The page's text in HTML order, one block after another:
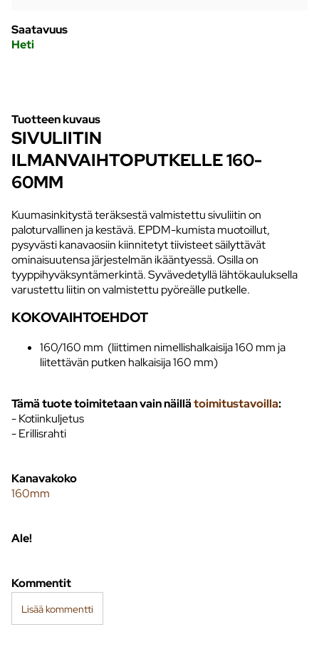
Saatavuus
Heti
Tuotteen kuvaus
SIVULIITIN
ILMANVAIHTOPUTKELLE 160-
60MM
Kuumasinkitystä teräksestä valmistettu sivuliitin on
paloturvallinen ja kestävä. EPDM-kumista muotoillut,
pysyvästi kanavaosiin kiinnitetyt tiivisteet säilyttävät
ominaisuutensa järjestelmän ikääntyessä. Osilla on
tyyppihyväksyntämerkintä. Syvävedetyllä lähtökauluksella
varustettu liitin on valmistettu pyöreälle putkelle.
KOKOVAIHTOEHDOT
160/160 mm (liittimen nimellishalkaisija 160 mm ja
liitettävän putken halkaisija 160 mm)
Tämä tuote toimitetaan vain näillätoimitustavoilla:
- Kotiinkuljetus
- Erillisrahti
Kanavakoko
160mm
Ale!
Kommentit
Lisää kommentti